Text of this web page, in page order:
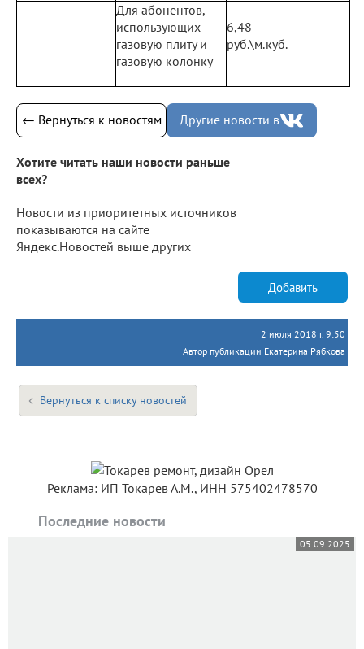
Для абонентов,
использующих
газовую плиту и
газовую колонку
6,48
руб.\м.куб.
← Вернуться к новостям Другие новости в
Хотите читать наши новости раньше
всех?
Новости из приоритетных источников
показываются на сайте
Яндекс.Новостей выше других
Добавить
2 июля 2018 г. 9:50
Автор публикации Екатерина Рябкова
Вернуться к списку новостей
Реклама: ИП Токарев А.М., ИНН 575402478570
Последние новости
05.09.2025